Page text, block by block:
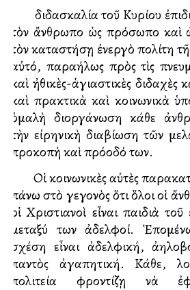
Ἡ διδασκαλία τοῦ Κυρίου
τὸν ἄνθρωπο ὡς πρόσωπο καὶ
τὸν καταστήσῃ ἐνεργὸ πολίτη
αὐτό, παραλλήλως πρὸς τὶς
καὶ ἠθικὲς-ἁγιαστικὲς διδαχὲς
καὶ πρακτικὰ καὶ κοινωνικὰ
ὁμαλὴ διοργάνωση κάθε
τὴν εἰρηνικὴ διαβίωση τῶν
προκοπὴ καὶ πρόοδό των.
Οἱ κοινωνικὲς αὐτὲς
πάνω στὸ γεγονὸς ὅτι ὅλοι οἱ
οἱ Χριστιανοὶ εἶναι παιδιὰ
μεταξύ των ἀδελφοί.
σχέση εἶναι ἀδελφική,
παντὸς ἀγαπητική. Κάθε,
πολιτεία φροντίζῃ νὰ